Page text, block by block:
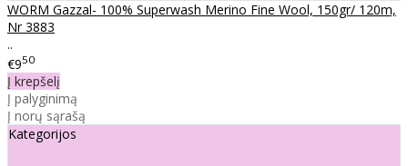
WORM Gazzal- 100% Superwash Merino Fine Wool, 150gr/ 120m,
Nr 3883
..
€950
Į krepšelį
Į palyginimą
Į norų sąrašą
Kategorijos